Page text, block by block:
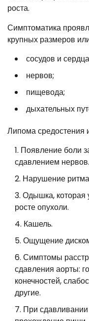
роста.
Симптоматика
крупных размеров
сосудов и
нервов;
пищевода;
дыхательных
Липома средостения
Появление боли
сдавлением нервов.
Нарушение
Одышка, которая
росте опухоли.
Кашель.
Ощущение
Симптомы
сдавления аорты:
конечностей,
другие.
При